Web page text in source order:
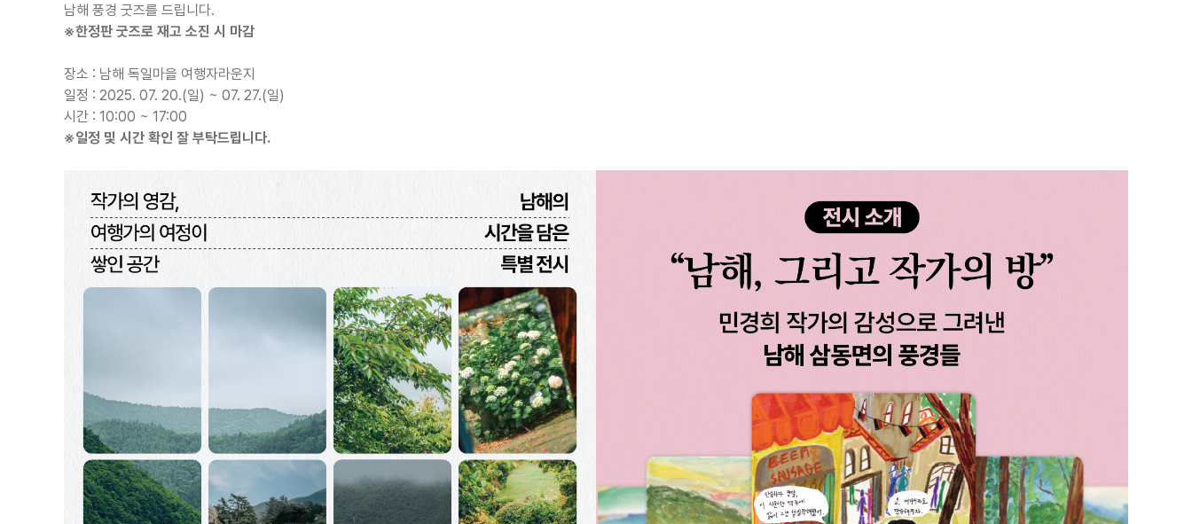
남해 풍경 굿즈를 드립니다.
※한정판 굿즈로 재고 소진 시 마감
장소 : 남해 독일마을 여행자라운지
일정 : 2025. 07. 20.(일) ~ 07. 27.(일)
시간 : 10:00 ~ 17:00
※일정 및 시간 확인 잘 부탁드립니다.